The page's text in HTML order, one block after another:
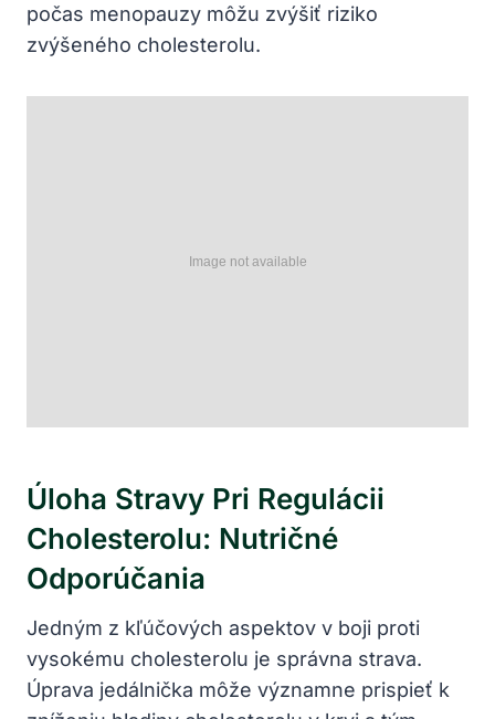
počas menopauzy môžu zvýšiť riziko
⁣zvýšeného cholesterolu.
Úloha Stravy Pri Regulácii
⁢cholesterolu: Nutričné
Odporúčania
Jedným z⁢ kľúčových aspektov v boji proti
vysokému cholesterolu je správna strava.
Úprava jedálnička môže‌ významne prispieť k